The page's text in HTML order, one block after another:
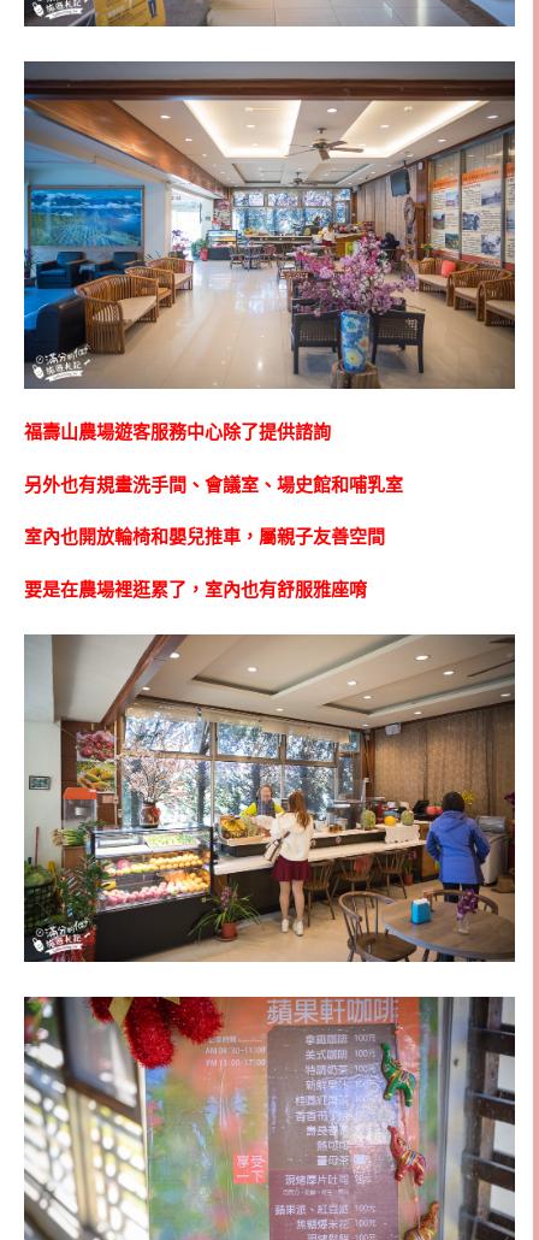
福壽山農場遊客服務中心除了提供諮詢
另外也有規畫洗手間、會議室、場史館和哺乳室
室內也開放輪椅和嬰兒推車，屬親子友善空間
要是在農場裡逛累了，室內也有舒服雅座唷